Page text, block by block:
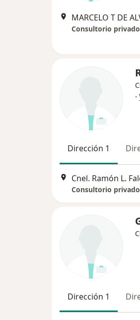
Consultorio privado
·
Dirección 1
Consultorio privado
Dirección 1